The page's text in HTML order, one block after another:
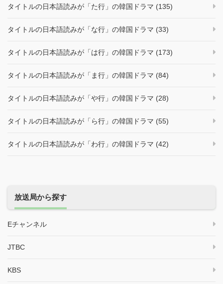
タイトルの日本語読みが「た行」の韓国ドラマ (135)
タイトルの日本語読みが「な行」の韓国ドラマ (33)
タイトルの日本語読みが「は行」の韓国ドラマ (173)
タイトルの日本語読みが「ま行」の韓国ドラマ (84)
タイトルの日本語読みが「や行」の韓国ドラマ (28)
タイトルの日本語読みが「ら行」の韓国ドラマ (55)
タイトルの日本語読みが「わ行」の韓国ドラマ (42)
放送局から探す
Eチャンネル
JTBC
KBS